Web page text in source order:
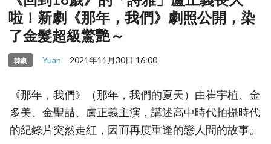
啦！新劇《那年，我們》劇照公開，染
了金髮超級驚艷～
韓劇 Yuan 2021年11月30日 16:00
《那年，我們》（那年，我們的夏天）由崔宇植、金
多美、金聖喆、盧正義主演，講述高中時代拍攝時代
的紀錄片突然走紅，因而再度重逢的戀人間的故事。